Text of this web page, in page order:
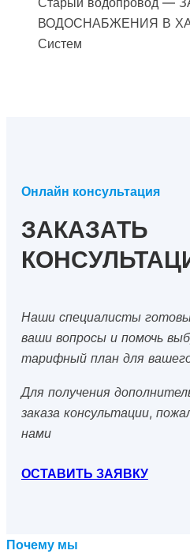
ВОДОСНАБЖЕНИЯ В
Систем
Онлайн консультация
ЗАКАЗАТЬ
Наши специалисты
ваши вопросы и помочь
тарифный план для
Для получения
заказа консультации,
нами
ОСТАВИТЬ ЗАЯВКУ
Почему мы